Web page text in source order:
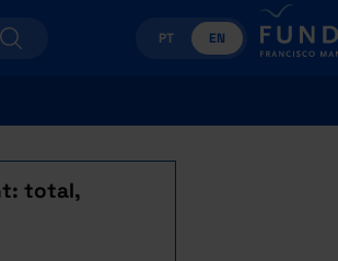
PT EN
total,